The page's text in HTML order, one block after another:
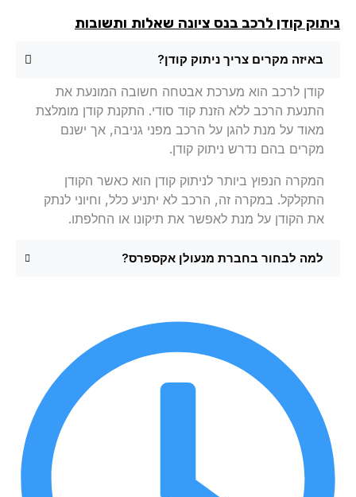
קודן לרכב בנס ציונהשאלות ותשובות
באיזה מקרים צריך ניתוק קודן?
קודן לרכב הוא מערכת אבטחה חשובה המונעת את
התנעת הרכב ללא הזנת קוד סודי. התקנת קודן מומלצת
מאוד על מנת להגן על הרכב מפני גניבה, אך ישנם
מקרים בהם נדרש ניתוק קודן.
המקרה הנפוץ ביותר לניתוק קודן הוא כאשר הקודן
התקלקל. במקרה זה, הרכב לא יתניע כלל, וחיוני לנתק
את הקודן על מנת לאפשר את תיקונו או החלפתו.
למה לבחור בחברת מנעולן אקספרס?